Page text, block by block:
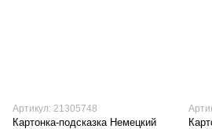
Артикул: 21305748
Картонка-подсказка Немецкий